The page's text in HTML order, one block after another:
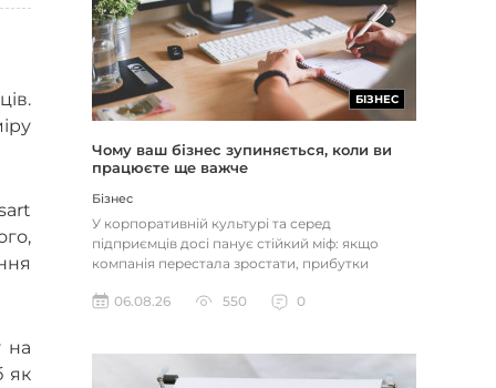
на
як
БІЗНЕС
Чому ваш бізнес зупиняється, коли ви
працюєте ще важче
Бізнес
У корпоративній культурі та серед
підприємців досі панує стійкий міф: якщо
компанія перестала зростати, прибутки
06.08.26
550 0